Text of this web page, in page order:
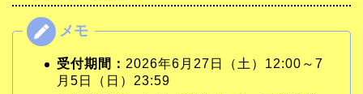
受付期間： 2026年6月27日（土）12:00～7
月5日（日）23:59